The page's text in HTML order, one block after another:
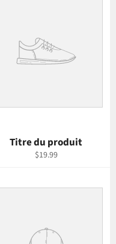
Titre du produit
$19.99